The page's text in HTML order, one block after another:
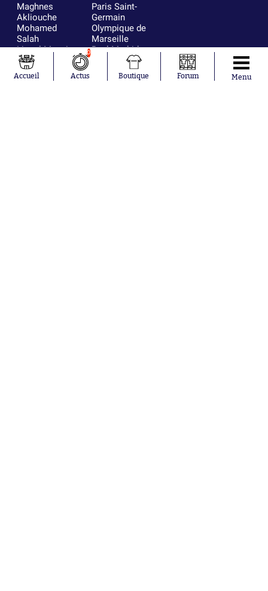
Maghnes
Akliouche
Mohamed
Salah
Lionel Messi
Ferrán Torres
Kilian Corredor
Franco
Paris Saint-
Germain
Olympique de
Marseille
Real Madrid
Olympique
lyonnais
Accueil
0
Actus Boutique Forum Menu